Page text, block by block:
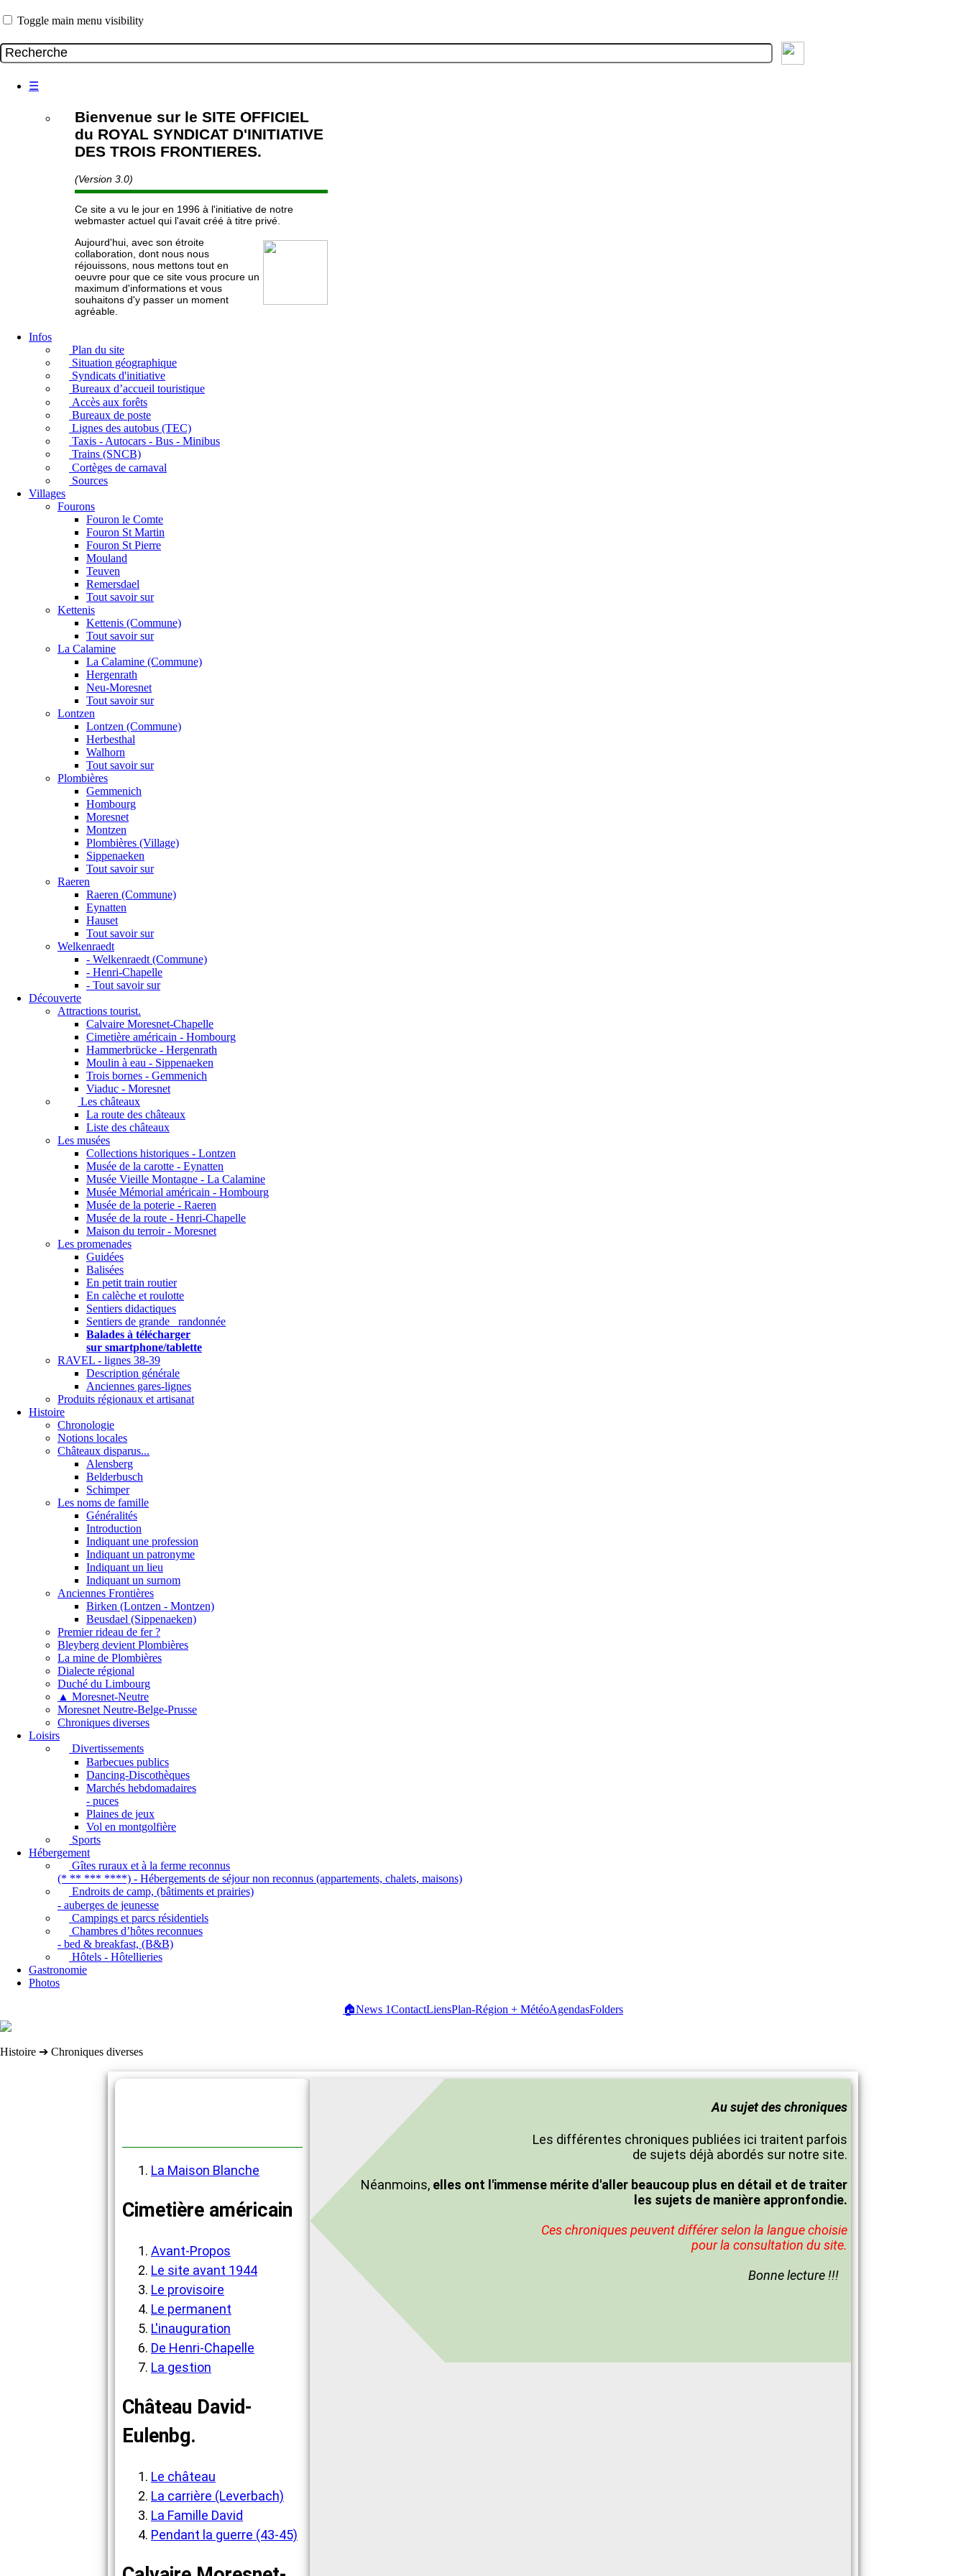
Toggle main menu visibility
☰
Bienvenue sur le SITE OFFICIEL
du ROYAL SYNDICAT D'INITIATIVE
DES TROIS FRONTIERES.
(Version 3.0)
Ce site a vu le jour en 1996 à l'initiative de notre
webmaster actuel qui l'avait créé à titre privé.
Aujourd'hui, avec son étroite
collaboration, dont nous nous
réjouissons, nous mettons tout en
oeuvre pour que ce site vous procure un
maximum d'informations et vous
souhaitons d'y passer un moment
agréable.
Infos
Plan du site
Situation géographique
Syndicats d'initiative
Bureaux d’accueil touristique
Accès aux forêts
Bureaux de poste
Lignes des autobus (TEC)
Taxis - Autocars - Bus - Minibus
Trains (SNCB)
Cortèges de carnaval
Sources
Villages
Fourons
Fouron le Comte
Fouron St Martin
Fouron St Pierre
Mouland
Teuven
Remersdael
Tout savoir sur
Kettenis
Kettenis (Commune)
Tout savoir sur
La Calamine
La Calamine (Commune)
Hergenrath
Neu-Moresnet
Tout savoir sur
Lontzen
Lontzen (Commune)
Herbesthal
Walhorn
Tout savoir sur
Plombières
Gemmenich
Hombourg
Moresnet
Montzen
Plombières (Village)
Sippenaeken
Tout savoir sur
Raeren
Raeren (Commune)
Eynatten
Hauset
Tout savoir sur
Welkenraedt
- Welkenraedt (Commune)
- Henri-Chapelle
- Tout savoir sur
Découverte
Attractions tourist.
Calvaire Moresnet-Chapelle
Cimetière américain - Hombourg
Hammerbrücke - Hergenrath
Moulin à eau - Sippenaeken
Trois bornes - Gemmenich
Viaduc - Moresnet
Les châteaux
La route des châteaux
Liste des châteaux
Les musées
Collections historiques - Lontzen
Musée de la carotte - Eynatten
Musée Vieille Montagne - La Calamine
Musée Mémorial américain - Hombourg
Musée de la poterie - Raeren
Musée de la route - Henri-Chapelle
Maison du terroir - Moresnet
Les promenades
Guidées
Balisées
En petit train routier
En calèche et roulotte
Sentiers didactiques
Sentiers de grande randonnée
Balades à télécharger
sur smartphone/tablette
RAVEL - lignes 38-39
Description générale
Anciennes gares-lignes
Produits régionaux et artisanat
Histoire
Chronologie
Notions locales
Châteaux disparus...
Alensberg
Belderbusch
Schimper
Les noms de famille
Généralités
Introduction
Indiquant une profession
Indiquant un patronyme
Indiquant un lieu
Indiquant un surnom
Anciennes Frontières
Birken (Lontzen - Montzen)
Beusdael (Sippenaeken)
Premier rideau de fer ?
Bleyberg devient Plombières
La mine de Plombières
Dialecte régional
Duché du Limbourg
▲ Moresnet-Neutre
Moresnet Neutre-Belge-Prusse
Chroniques diverses
Loisirs
Divertissements
Barbecues publics
Dancing-Discothèques
Marchés hebdomadaires
- puces
Plaines de jeux
Vol en montgolfière
Sports
Hébergement
Gîtes ruraux et à la ferme reconnus
(* ** *** ****) - Hébergements de séjour non reconnus (appartements, chalets, maisons)
Endroits de camp, (bâtiments et prairies)
- auberges de jeunesse
Campings et parcs résidentiels
Chambres d’hôtes reconnues
- bed & breakfast, (B&B)
Hôtels - Hôtellieries
Gastronomie
Photos
🏠News 1ContactLiensPlan-Région + MétéoAgendasFolders
Histoire ➔ Chroniques diverses
La Maison Blanche
Cimetière américain
Avant-Propos
Le site avant 1944
Le provisoire
Le permanent
L'inauguration
De Henri-Chapelle
La gestion
Château David-
Eulenbg.
Le château
La carrière (Leverbach)
La Famille David
Pendant la guerre (43-45)
Au sujet des chroniques
Les différentes chroniques publiées ici traitent parfois
de sujets déjà abordés sur notre site.
Néanmoins, elles ont l'immense mérite d'aller beaucoup plus en détail et de traiter
les sujets de manière appronfondie.
Ces chroniques peuvent différer selon la langue choisie
pour la consultation du site.
Bonne lecture !!!